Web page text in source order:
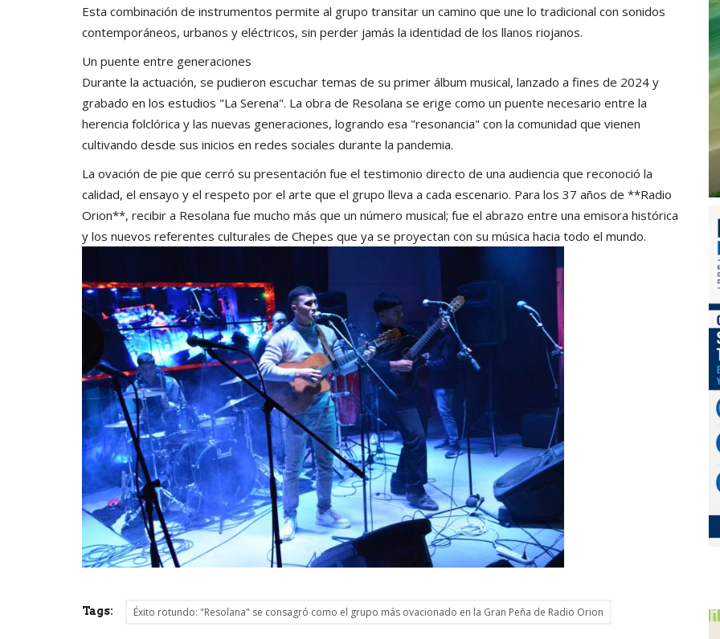
Esta combinación de instrumentos permite al grupo transitar un camino que une lo tradicional con sonidos
contemporáneos, urbanos y eléctricos, sin perder jamás la identidad de los llanos riojanos.
Un puente entre generaciones
Durante la actuación, se pudieron escuchar temas de su primer álbum musical, lanzado a fines de 2024 y
grabado en los estudios "La Serena". La obra de Resolana se erige como un puente necesario entre la
herencia folclórica y las nuevas generaciones, logrando esa "resonancia" con la comunidad que vienen
cultivando desde sus inicios en redes sociales durante la pandemia.
La ovación de pie que cerró su presentación fue el testimonio directo de una audiencia que reconoció la
calidad, el ensayo y el respeto por el arte que el grupo lleva a cada escenario. Para los 37 años de **Radio
Orion**, recibir a Resolana fue mucho más que un número musical; fue el abrazo entre una emisora histórica
y los nuevos referentes culturales de Chepes que ya se proyectan con su música hacia todo el mundo.
Tags: Éxito rotundo: "Resolana" se consagró como el grupo más ovacionado en la Gran Peña de Radio Orion